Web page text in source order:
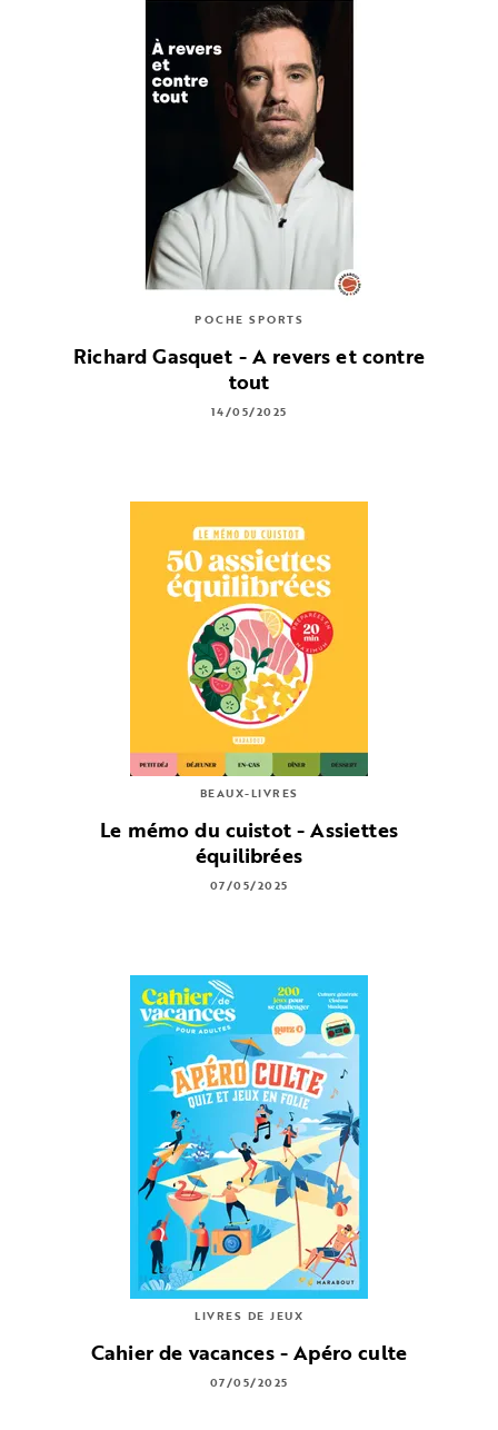
POCHE SPORTS
Richard Gasquet - A revers et contre
tout
14/05/2025
BEAUX-LIVRES
Le mémo du cuistot - Assiettes
équilibrées
07/05/2025
LIVRES DE JEUX
Cahier de vacances - Apéro culte
07/05/2025